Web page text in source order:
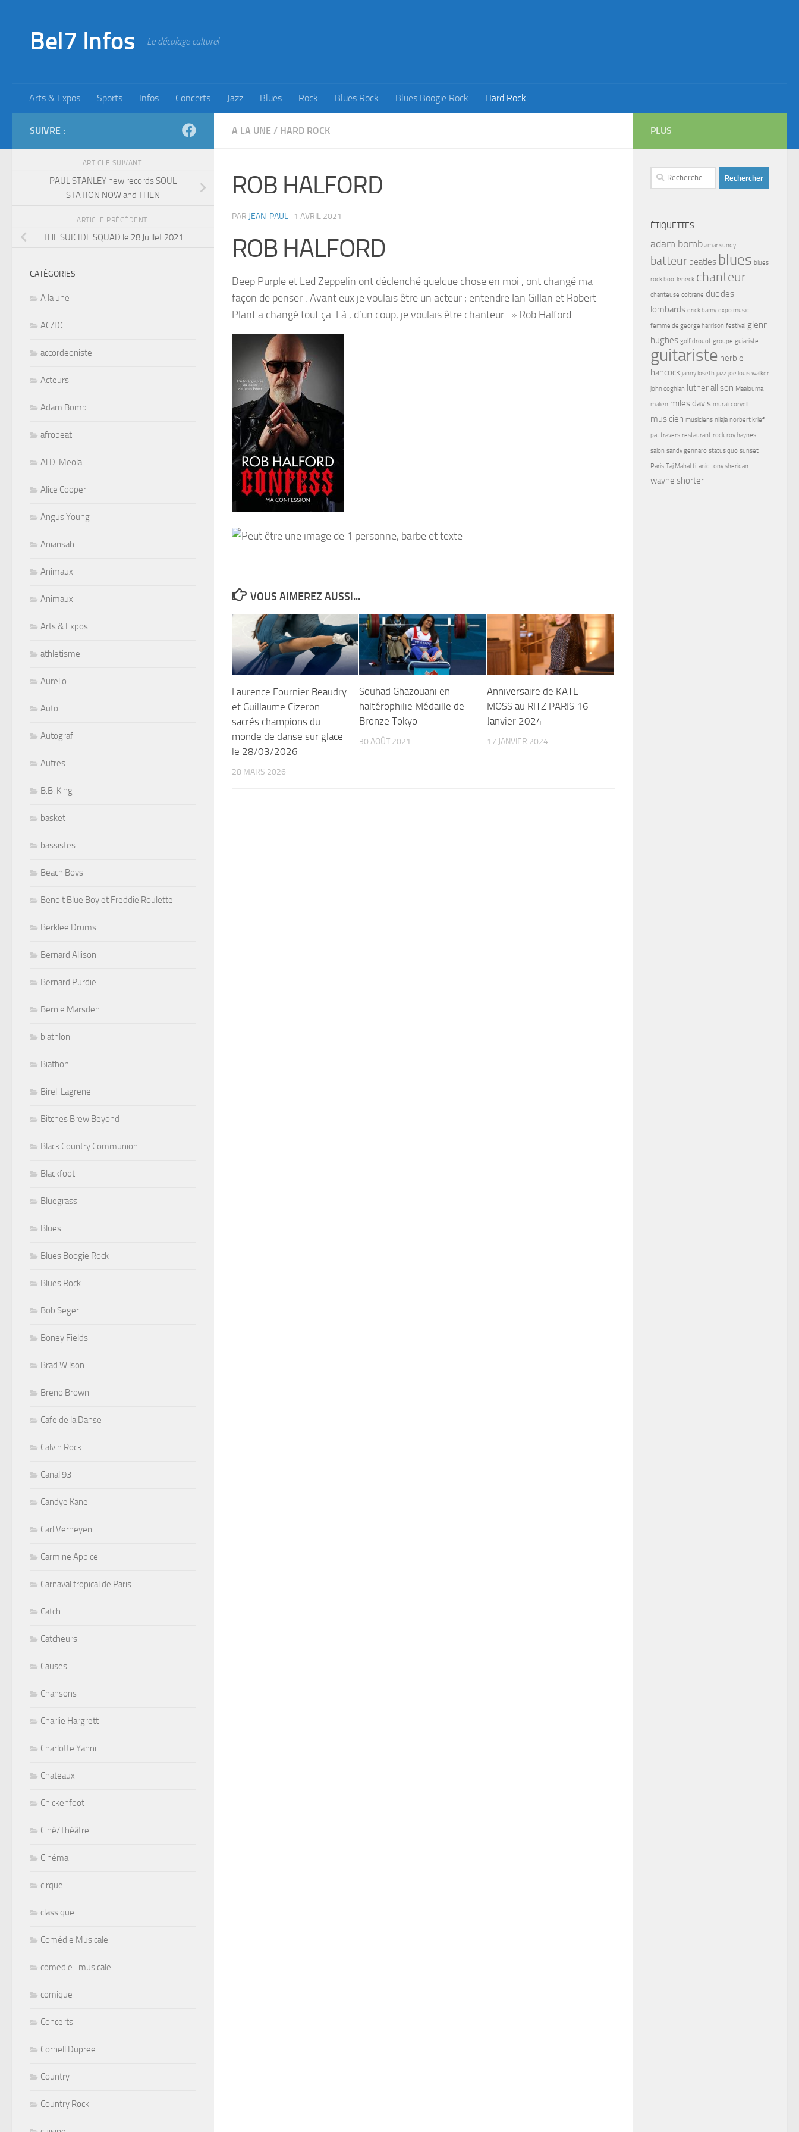
Bel7 Infos Le décalage culturel
Arts & Expos Sports Infos Concerts Jazz Blues Rock Blues Rock Blues Boogie Rock Hard Rock
A LA UNE / HARD ROCK
ROB HALFORD
PAR JEAN-PAUL · 1 AVRIL 2021
ROB HALFORD
Deep Purple et Led Zeppelin ont déclenché quelque chose en moi , ont changé ma
façon de penser . Avant eux je voulais être un acteur ; entendre Ian Gillan et Robert
Plant a changé tout ça .Là , d’un coup, je voulais être chanteur . » Rob Halford
VOUS AIMEREZ AUSSI...
Laurence Fournier Beaudry
et Guillaume Cizeron
sacrés champions du
monde de danse sur glace
le 28/03/2026
28 MARS 2026
Souhad Ghazouani en
haltérophilie Médaille de
Bronze Tokyo
30 AOÛT 2021
Anniversaire de KATE
MOSS au RITZ PARIS 16
Janvier 2024
17 JANVIER 2024
SUIVRE :
ARTICLE SUIVANT
PAUL STANLEY new records SOUL
STATION NOW and THEN
ARTICLE PRÉCÉDENT
THE SUICIDE SQUAD le 28 Juillet 2021
CATÉGORIES
A la une
AC/DC
accordeoniste
Acteurs
Adam Bomb
afrobeat
Al Di Meola
Alice Cooper
Angus Young
Aniansah
Animaux
Animaux
Arts & Expos
athletisme
Aurelio
Auto
Autograf
Autres
B.B. King
basket
bassistes
Beach Boys
Benoit Blue Boy et Freddie Roulette
Berklee Drums
Bernard Allison
Bernard Purdie
Bernie Marsden
biathlon
Biathon
Bireli Lagrene
Bitches Brew Beyond
Black Country Communion
Blackfoot
Bluegrass
Blues
Blues Boogie Rock
Blues Rock
Bob Seger
Boney Fields
Brad Wilson
Breno Brown
Cafe de la Danse
Calvin Rock
Canal 93
Candye Kane
Carl Verheyen
Carmine Appice
Carnaval tropical de Paris
Catch
Catcheurs
Causes
Chansons
Charlie Hargrett
Charlotte Yanni
Chateaux
Chickenfoot
Ciné/Théâtre
Cinéma
cirque
classique
Comédie Musicale
comedie_musicale
comique
Concerts
Cornell Dupree
Country
Country Rock
PLUS
Rechercher :
ÉTIQUETTES
adam bomb amar sundy
batteur beatles blues blues
rock bootleneck chanteur
chanteuse coltrane duc des
lombards erick bamy expo music
femme de george harrison festival glenn
hughes golf drouot groupe guiariste
guitariste herbie
hancock janny loseth jazz joe louis walker
john coghlan luther allison Maalouma
malien miles davis murali coryell
musicien musiciens nilaja norbert krief
pat travers restaurant rock roy haynes
salon sandy gennaro status quo sunset
Paris Taj Mahal titanic tony sheridan
wayne shorter